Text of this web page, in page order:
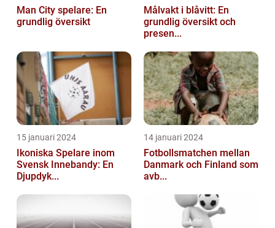
Man City spelare: En
grundlig översikt
Målvakt i blåvitt: En
grundlig översikt och
presen...
15 januari 2024
Ikoniska Spelare inom
Svensk Innebandy: En
Djupdyk...
14 januari 2024
Fotbollsmatchen mellan
Danmark och Finland som
avb...